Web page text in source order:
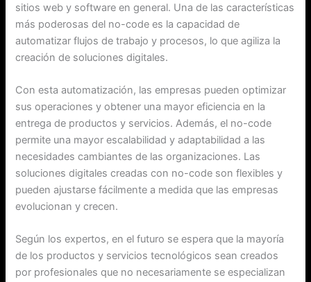
sitios web y software en general. Una de las características
más poderosas del no-code es la capacidad de
automatizar flujos de trabajo y procesos, lo que agiliza la
creación de soluciones digitales.
Con esta automatización, las empresas pueden optimizar
sus operaciones y obtener una mayor eficiencia en la
entrega de productos y servicios. Además, el no-code
permite una mayor escalabilidad y adaptabilidad a las
necesidades cambiantes de las organizaciones. Las
soluciones digitales creadas con no-code son flexibles y
pueden ajustarse fácilmente a medida que las empresas
evolucionan y crecen.
Según los expertos, en el futuro se espera que la mayoría
de los productos y servicios tecnológicos sean creados
por profesionales que no necesariamente se especializan